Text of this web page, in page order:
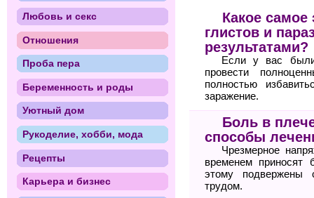
Какое
глистов и
результатами?
Если у вас были
провести
полностью
заражение.
Боль в
способы
Чрезмерное
временем
этому подвержены
трудом.
Любовь и секс
Отношения
Проба пера
Беременность и роды
Уютный дом
Рукоделие, хобби, мода
Рецепты
Карьера и бизнес